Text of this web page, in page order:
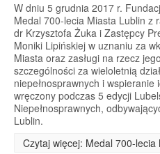
W dniu 5 grudnia 2017 r.
Medal 700-lecia Miasta Lublin z
dr Krzysztofa Żuka i Zastępcy
Moniki Lipińskiej w uznaniu za
Miasta oraz zasługi na rzecz
szczególności za wieloletnią
niepełnosprawnych i wspieranie
wręczony podczas 5 edycji
Niepełnosprawnych,
Lublin.
Czytaj więcej: Medal 700-